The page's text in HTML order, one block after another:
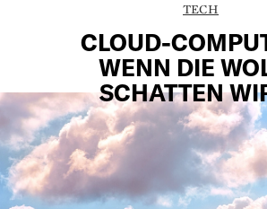
TECH
CLOUD-
WENN DIE
SCHATTEN